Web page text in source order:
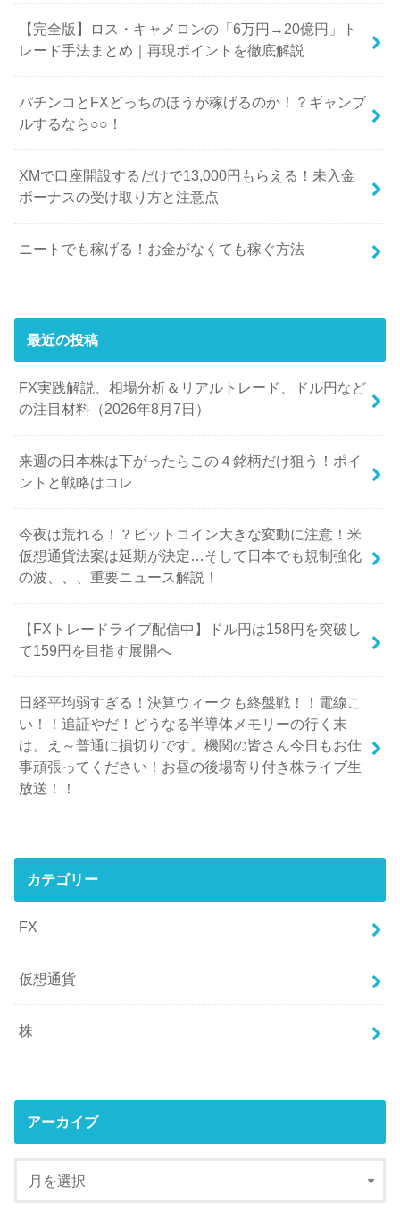
【完全版】ロス・キャメロンの「6万円→20億円」ト
レード手法まとめ｜再現ポイントを徹底解説
パチンコとFXどっちのほうが稼げるのか！？ギャンブ
ルするなら○○！
XMで口座開設するだけで13,000円もらえる！未入金
ボーナスの受け取り方と注意点
ニートでも稼げる！お金がなくても稼ぐ方法
最近の投稿
FX実践解説、相場分析＆リアルトレード、ドル円など
の注目材料（2026年8月7日）
来週の日本株は下がったらこの４銘柄だけ狙う！ポイ
ントと戦略はコレ
今夜は荒れる！？ビットコイン大きな変動に注意！米
仮想通貨法案は延期が決定…そして日本でも規制強化
の波、、、重要ニュース解説！
【FXトレードライブ配信中】ドル円は158円を突破し
て159円を目指す展開へ
日経平均弱すぎる！決算ウィークも終盤戦！！電線こ
い！！追証やだ！どうなる半導体メモリーの行く末
は。え～普通に損切りです。機関の皆さん今日もお仕
事頑張ってください！お昼の後場寄り付き株ライブ生
放送！！
カテゴリー
FX
仮想通貨
株
アーカイブ